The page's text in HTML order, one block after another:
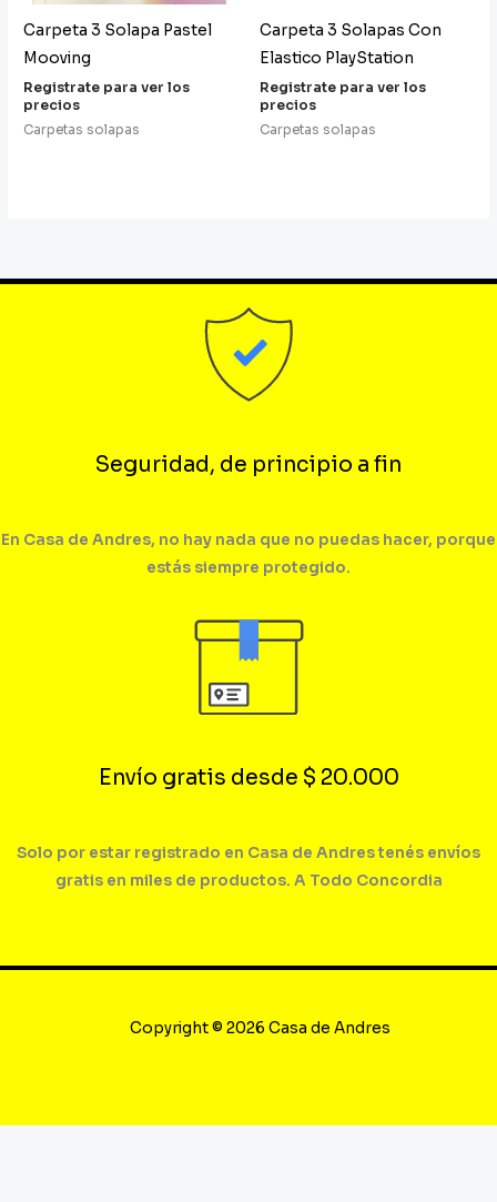
Carpeta 3 Solapa Pastel
Mooving
Registrate para ver los
precios
Carpetas solapas
Carpeta 3 Solapas Con
Elastico PlayStation
Registrate para ver los
precios
Carpetas solapas
Seguridad, de principio a fin
En Casa de Andres, no hay nada que no puedas hacer, porque
estás siempre protegido.
Envío gratis desde $ 20.000
Solo por estar registrado en Casa de Andres tenés envíos
gratis en miles de productos. A Todo Concordia
Copyright © 2026 Casa de Andres